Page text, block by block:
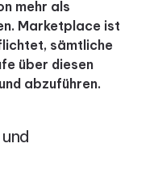
mehr als
Marketplace ist
sämtliche
über diesen
abzuführen.